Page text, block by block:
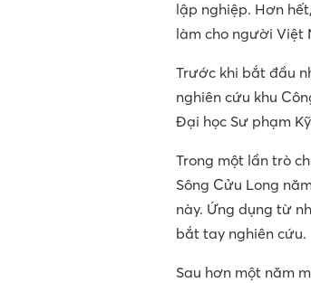
lập nghiệp. Hơn
làm cho người Việt
Trước khi bắt đầu
nghiên cứu khu
Đại học Sư phạm
Trong một lần trò
Sông Cửu Long
này. Ứng dụng từ
bắt tay nghiên cứu.
Sau hơn một năm